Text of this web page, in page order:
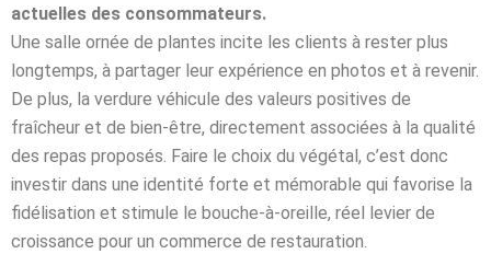
actuelles des consommateurs.
Une salle ornée de plantes incite les clients à rester plus
longtemps, à partager leur expérience en photos et à revenir.
De plus, la verdure véhicule des valeurs positives de
fraîcheur et de bien-être, directement associées à la qualité
des repas proposés. Faire le choix du végétal, c’est donc
investir dans une identité forte et mémorable qui favorise la
fidélisation et stimule le bouche-à-oreille, réel levier de
croissance pour un commerce de restauration.